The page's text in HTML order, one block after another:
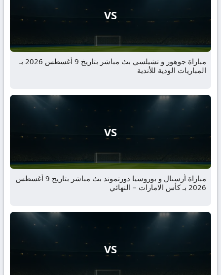
VS
مباراة جوهور و تشيلسي بث مباشر بتاريخ 9 أغسطس 2026 بـ
المباريات الودية للأندية
VS
مباراة أرسنال و بوروسيا دورتموند بث مباشر بتاريخ 9 أغسطس
2026 بـ كأس الامارات – النهائي
VS